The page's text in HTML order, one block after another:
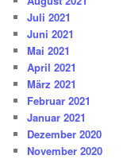
Juli 2021
Juni 2021
Mai 2021
April 2021
März 2021
Februar 2021
Januar 2021
Dezember 2020
November 2020